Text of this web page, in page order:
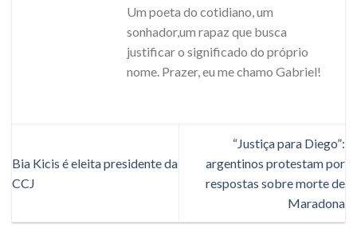
Um poeta do cotidiano, um
sonhador,um rapaz que busca
justificar o significado do próprio
nome. Prazer, eu me chamo Gabriel!
Bia Kicis é eleita presidente da
CCJ
“Justiça para Diego”:
argentinos protestam por
respostas sobre morte de
Maradona